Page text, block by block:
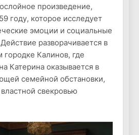
произведение,
году, которое исследует
эмоции и социальные
разворачивается в
Калинов, где
Катерина оказывается в
семейной обстановки,
свекровью